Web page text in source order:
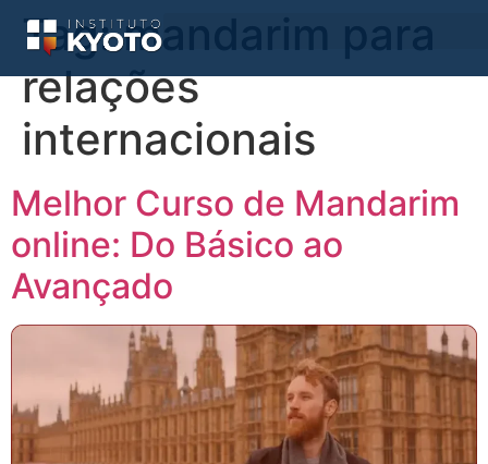
Tag:mandarim para
relações
internacionais
Melhor Curso de Mandarim
online: Do Básico ao
Avançado